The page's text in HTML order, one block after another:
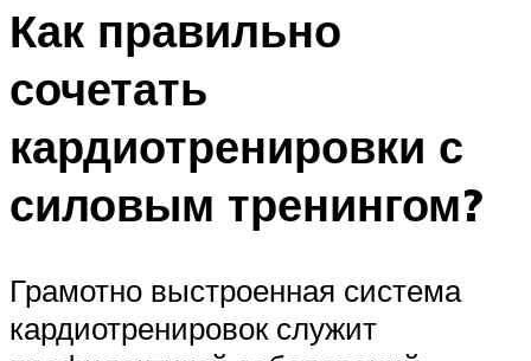
Как правильно
сочетать
кардиотренировки с
силовым тренингом?
Грамотно выстроенная система
кардиотренировок служит